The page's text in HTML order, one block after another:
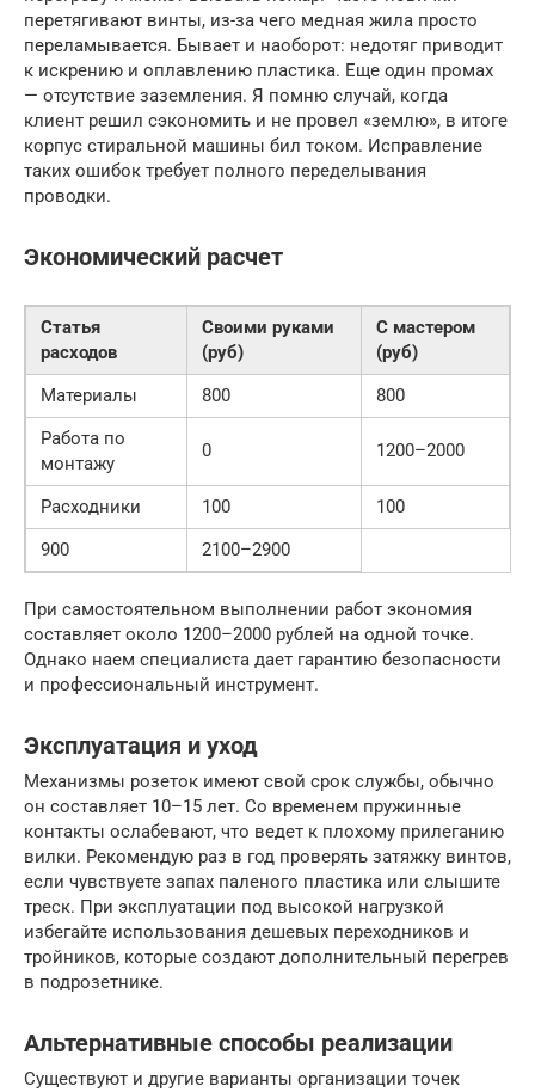
перетягивают винты, из-за чего медная жила просто
переламывается. Бывает и наоборот: недотяг приводит
к искрению и оплавлению пластика. Еще один промах
— отсутствие заземления. Я помню случай, когда
клиент решил сэкономить и не провел «землю», в итоге
корпус стиральной машины бил током. Исправление
таких ошибок требует полного переделывания
проводки.
Экономический расчет
Статья
расходов
Своими руками
(руб)
С мастером
(руб)
Материалы
800
800
Работа по
монтажу
0 1200–2000
Расходники 100
100
900
2100–2900
При самостоятельном выполнении работ экономия
составляет около 1200–2000 рублей на одной точке.
Однако наем специалиста дает гарантию безопасности
и профессиональный инструмент.
Эксплуатация и уход
Механизмы розеток имеют свой срок службы, обычно
он составляет 10–15 лет. Со временем пружинные
контакты ослабевают, что ведет к плохому прилеганию
вилки. Рекомендую раз в год проверять затяжку винтов,
если чувствуете запах паленого пластика или слышите
треск. При эксплуатации под высокой нагрузкой
избегайте использования дешевых переходников и
тройников, которые создают дополнительный перегрев
в подрозетнике.
Альтернативные способы реализации
Существуют и другие варианты организации точек